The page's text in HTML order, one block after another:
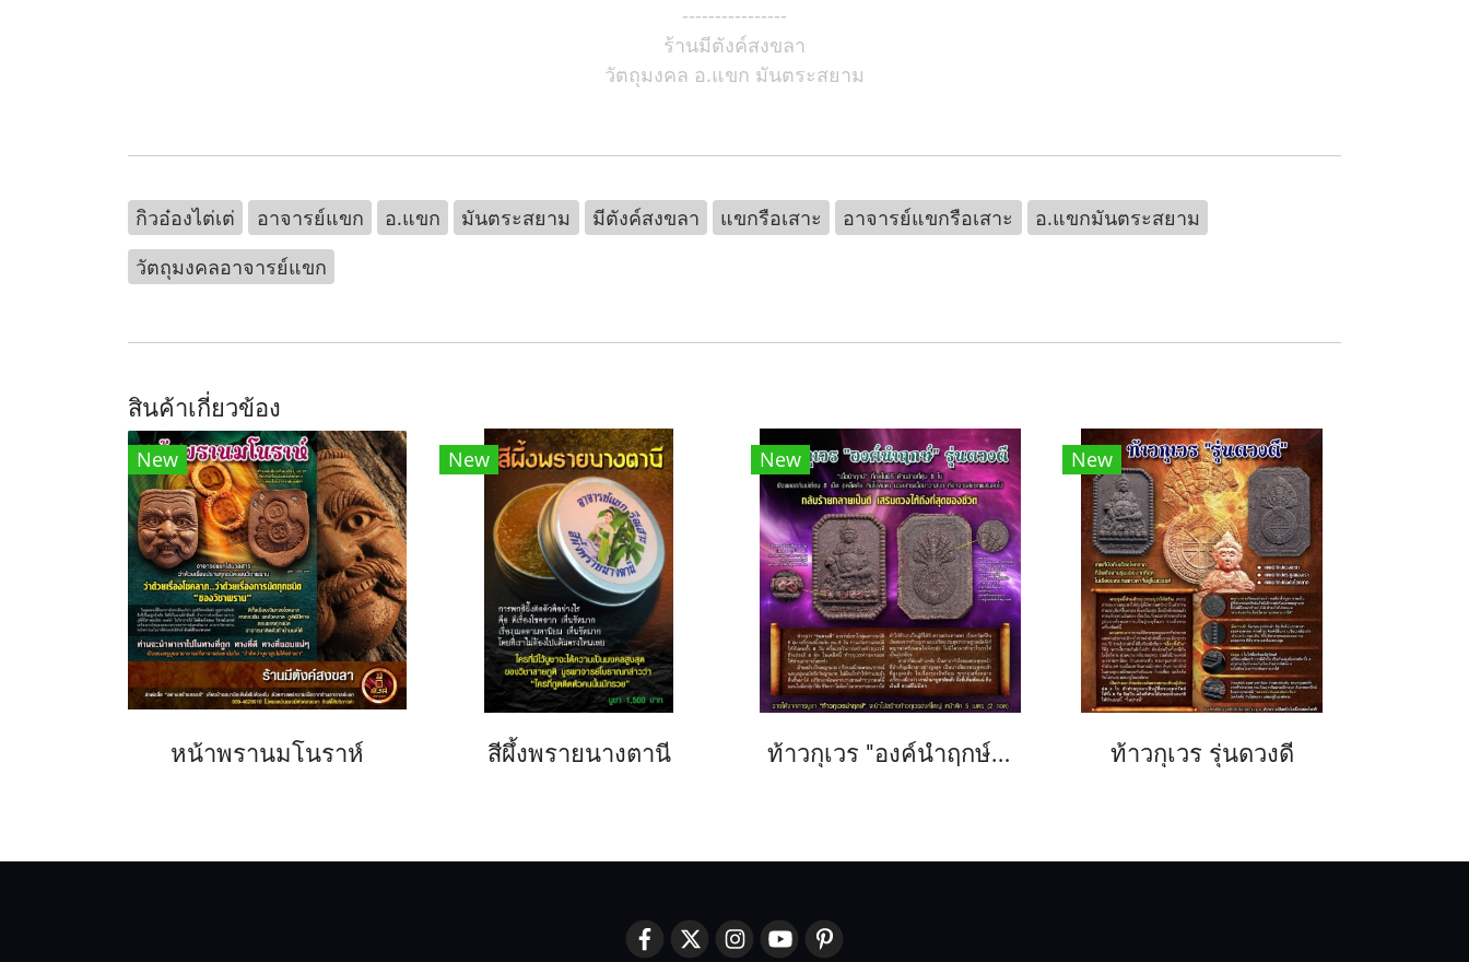
----------------
ร้านมีตังค์สงขลา
วัตถุมงคล อ.แขก มันตระสยาม
กิวอ๋องไต่เต่ อาจารย์แขก อ.แขก มันตระสยาม มีตังค์สงขลา แขกรือเสาะ อาจารย์แขกรือเสาะ
อ.แขกมันตระสยาม
วัตถุมงคลอาจารย์แขก
สินค้าเกี่ยวข้อง
New
หน้าพรานมโนราห์
New
สีผึ้งพรายนางตานี
New
ท้าวกุเวร "องค์นำฤกษ์" รุ่นดวงดี
New
ท้าวกุเวร รุ่นดวงดี